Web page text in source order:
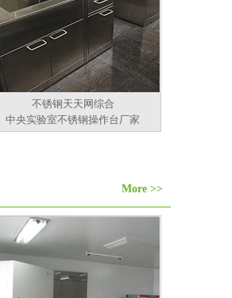
不锈钢天天网综合
中央实验室不锈钢操作台厂家
More >>